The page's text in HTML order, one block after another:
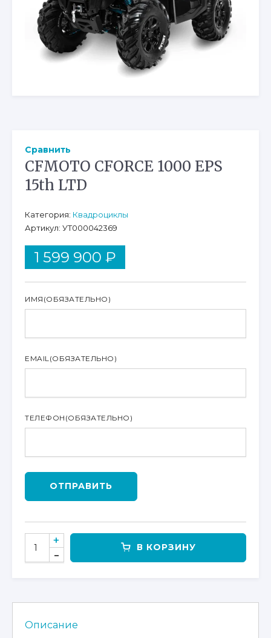
CFMOTO CFORCE 1000 EPS
15th LTD
1 599 900 ₽
ИМЯ (ОБЯЗАТЕЛЬНО)
EMAIL (ОБЯЗАТЕЛЬНО)
ТЕЛЕФОН (ОБЯЗАТЕЛЬНО)
ОТПРАВИТЬ
КОЛИЧЕСТВО
ТОВАРА
EPS
15TH
В КОРЗИНУ
Сравнить
Категория: Квадроциклы
Артикул: УТ000042369
Описание